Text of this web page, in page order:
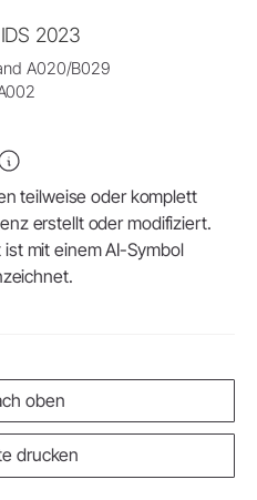
2023
A020/B029
teilweise oder komplett
erstellt oder modifiziert.
mit einem AI-Symbol
drucken
oben